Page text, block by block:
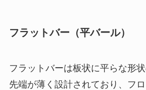
フラットバー（平バール）
フラットバーは板状に平らな形状
先端が薄く設計されており、フ